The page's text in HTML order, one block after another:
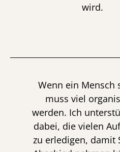
wird.
Wenn ein Mensch
muss viel
werden. Ich
dabei, die vielen
zu erledigen, damit